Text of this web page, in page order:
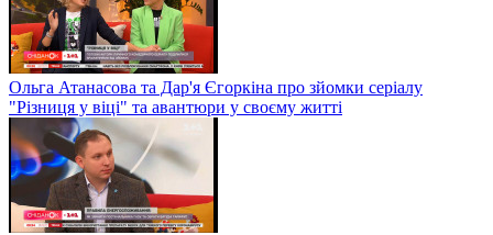
Ольга Атанасова та Дар'я Єгоркіна про зйомки серіалу
"Різниця у віці" та авантюри у своєму житті